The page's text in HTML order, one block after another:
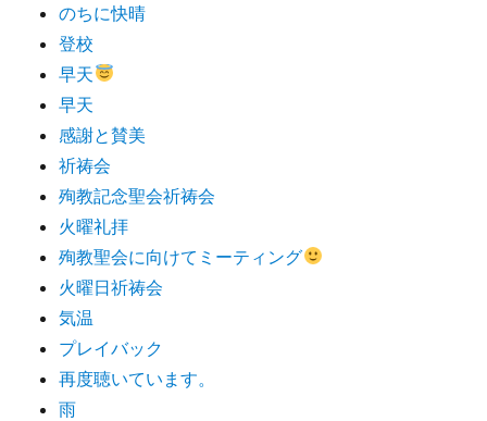
のちに快晴
登校
早天
早天
感謝と賛美
祈祷会
殉教記念聖会祈祷会
火曜礼拝
殉教聖会に向けてミーティング
火曜日祈祷会
気温
プレイバック
再度聴いています。
雨